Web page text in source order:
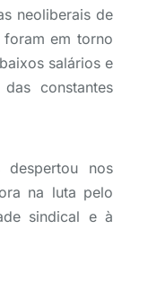
neoliberais de
em torno
salários e
constantes
nos
na luta pelo
sindical e à